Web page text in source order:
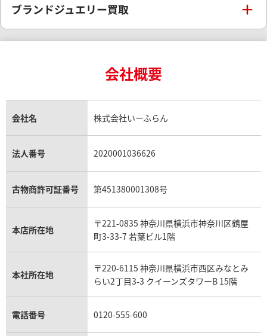
インゴットの相場価格情報
18金の相場価格情報
金のアクセサリー買取
貴金属買取
プラチナ買取
サファイア買取
ルビー買取
ヒスイ買取
トパーズ買取
アメジスト買取
ロレックス デイトナ買取
ロレックス サブマリーナー買取
ロレックス エクスプローラー買取
ロレックス デイトジャスト買取
ロレックス 買取の参考価格一覧
パテック フィリップ買取
パテック フィリップノーチラス買取
ルイ・ヴィトン買取
ルイ・ヴィトン買取の参考価格一覧
エルメス買取
エルメス バーキン買取
エルメス ケリー買取
エルメス買取の参考価格一覧
シャネル買取
シャネル マトラッセ買取
ブランドジュエリー買取
ティファニー買取
ブルガリ買取
クロムハーツ買取
フレッド買取
ショーメ買取
会社概要
会社名 株式会社いーふらん
法人番号 2020001036626
古物商許可証番号 第451380001308号
本店所在地
〒221-0835 神奈川県横浜市神奈川区鶴屋
町3-33-7 若葉ビル1階
本社所在地
〒220-6115 神奈川県横浜市西区みなとみ
らい2丁目3-3 クイーンズタワーB 15階
電話番号 0120-555-600